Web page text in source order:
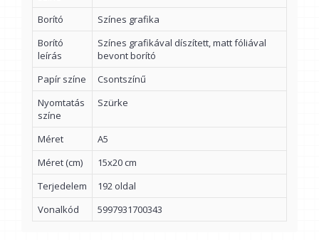
Borító
Színes grafika
Borító
leírás
Színes grafikával díszített, matt fóliával
bevont borító
Papír színe
Csontszínű
Nyomtatás
színe
Szürke
Méret
A5
Méret (cm)
15x20 cm
Terjedelem
192 oldal
Vonalkód
5997931700343